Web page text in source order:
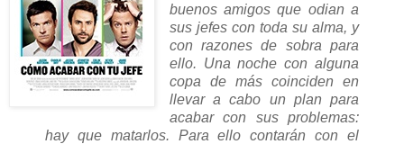
buenos amigos que odian a
sus jefes con toda su alma, y
con razones de sobra para
ello. Una noche con alguna
copa de más coinciden en
llevar a cabo un plan para
acabar con sus problemas:
hay que matarlos. Para ello contarán con el